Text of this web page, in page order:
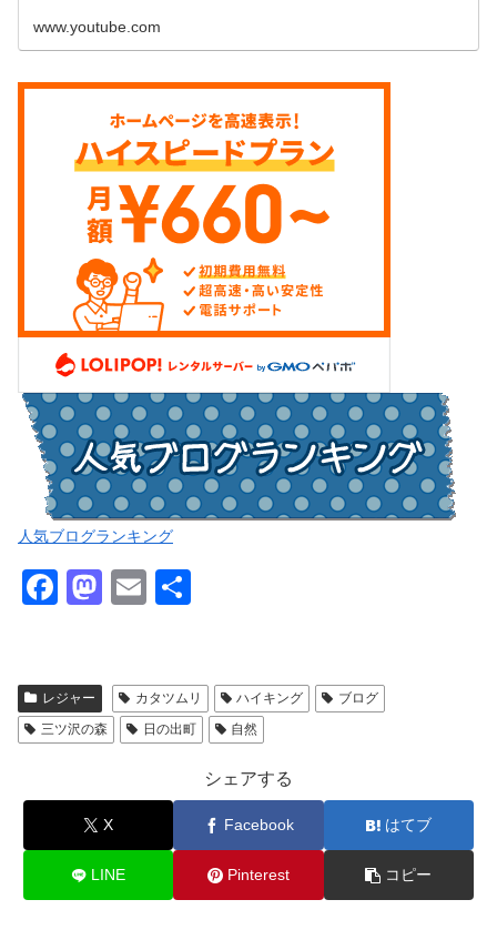
www.youtube.com
人気ブログランキング
F
e
b
o
M
o
d
n
E
レジャー カタツムリ ハイキング
ブログ
三ツ沢の森
日の出町 自然
シェアする
X Facebook はてブ
LINE Pinterest コピー